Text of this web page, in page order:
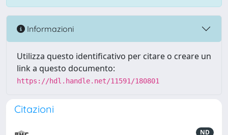
Informazioni
Utilizza questo identificativo per citare o creare un
link a questo documento:
https://hdl.handle.net/11591/180801
Citazioni
ND